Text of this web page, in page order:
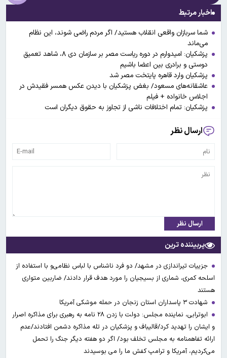
اخبار مرتبط
شما سربازان واقعی انقلاب هستید/ اگر مردم راضی شوند، این نظام
می‌ماند
پزشکیان: امیدوارم در دوره ریاست مصر بر سازمان دی ۸، شاهد تعمیق
دوستی و برادری بین اعضا باشیم
پزشکیان وارد قاهره پایتخت مصر شد
عاشقانه‌های مسعود/ بغض پزشکیان با دیدن عکس همسر فقیدش در
اجلاس خانواده + فیلم
پزشکیان: تمام اختلافات ناشی از تجاوز به حقوق دیگران است
ارسال نظر
ارسال نظر
پربیننده ترین
جزییات تیراندازی در مشهد/ دو فرد ناشناس با لباس نظامی‌و با استفاده از
اسلحه کمری، شماری از بسیجیان را مورد هدف قرار دادند/ ضاربین متواری
هستند
شهادت ۳ ‌پاسداران استان زنجان در حمله موشکی آمریکا
ابوترابی، نماینده مجلس: دولت با زدن ۲۸ نامه به رهبری برای مذاکره اصرار
و ایشان را تهدید کرد/قالیباف و پزشکیان در تله مذاکره دشمن افتادند/عدم
ارائه تفاهمنامه به مجلس تخلف بود/ اگر دو هفته دیگر جنگ را تحمل
می‌کردیم، آمریکا و ترامپ کفش ما را می بوسیدند